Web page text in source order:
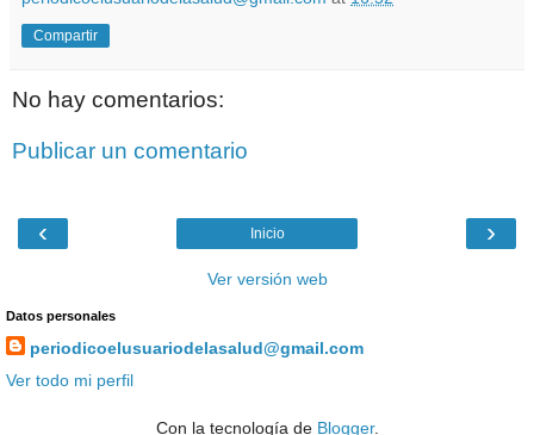
Compartir
No hay comentarios:
Publicar un comentario
‹ ›
Inicio
Ver versión web
Datos personales
periodicoelusuariodelasalud@gmail.com
Ver todo mi perfil
Con la tecnología de Blogger.